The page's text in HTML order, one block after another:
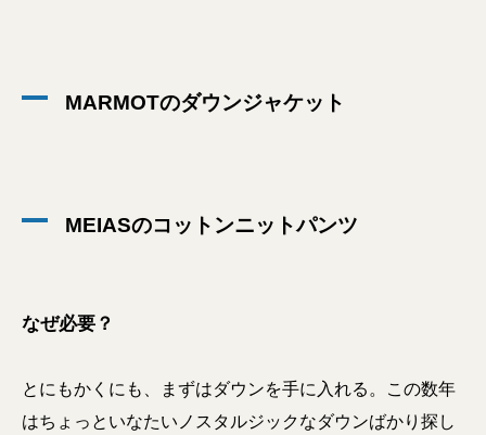
MARMOTのダウンジャケット
MEIASのコットンニットパンツ
なぜ必要？
とにもかくにも、まずはダウンを手に入れる。この数年
はちょっといなたいノスタルジックなダウンばかり探し